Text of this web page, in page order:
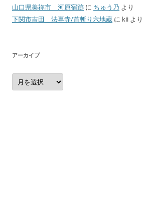
山口県美祢市 河原宿跡 に ちゅう乃 より
下関市吉田 法専寺/首斬り六地蔵 に kii より
アーカイブ
ア
ー
カ